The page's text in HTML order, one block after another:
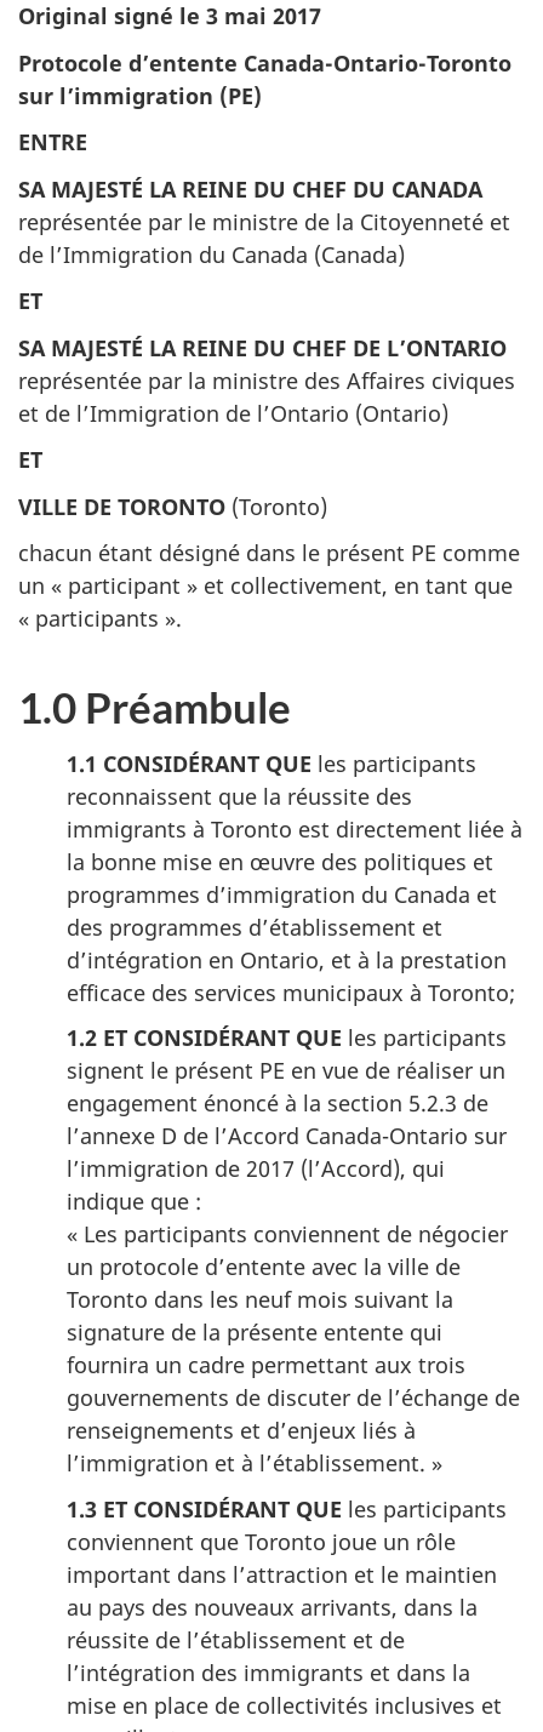
Original signé le 3 mai 2017
Protocole d’entente Canada-Ontario-Toronto
sur l’immigration (PE)
ENTRE
SA MAJESTÉ LA REINE DU CHEF DU CANADA
représentée par le ministre de la Citoyenneté et
de l’Immigration du Canada (Canada)
ET
SA MAJESTÉ LA REINE DU CHEF DE L’ONTARIO
représentée par la ministre des Affaires civiques
et de l’Immigration de l’Ontario (Ontario)
ET
VILLE DE TORONTO (Toronto)
chacun étant désigné dans le présent PE comme
un « participant » et collectivement, en tant que
« participants ».
1.0 Préambule
1.1 CONSIDÉRANT QUE les participants
reconnaissent que la réussite des
immigrants à Toronto est directement liée à
la bonne mise en œuvre des politiques et
programmes d’immigration du Canada et
des programmes d’établissement et
d’intégration en Ontario, et à la prestation
efficace des services municipaux à Toronto;
1.2 ET CONSIDÉRANT QUE les participants
signent le présent PE en vue de réaliser un
engagement énoncé à la section 5.2.3 de
l’annexe D de l’Accord Canada-Ontario sur
l’immigration de 2017 (l’Accord), qui
indique que :
« Les participants conviennent de négocier
un protocole d’entente avec la ville de
Toronto dans les neuf mois suivant la
signature de la présente entente qui
fournira un cadre permettant aux trois
gouvernements de discuter de l’échange de
renseignements et d’enjeux liés à
l’immigration et à l’établissement. »
1.3 ET CONSIDÉRANT QUE les participants
conviennent que Toronto joue un rôle
important dans l’attraction et le maintien
au pays des nouveaux arrivants, dans la
réussite de l’établissement et de
l’intégration des immigrants et dans la
mise en place de collectivités inclusives et